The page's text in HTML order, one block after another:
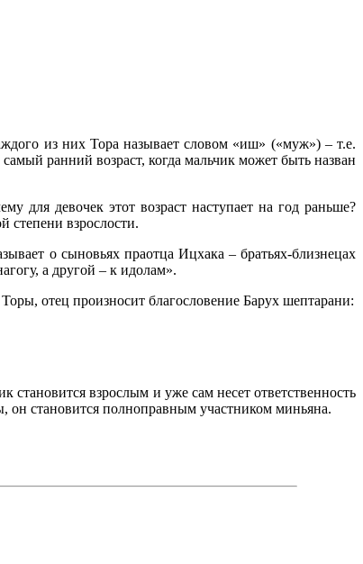
из них Тора называет словом «иш» («муж») – т.е.
ранний возраст, когда мальчик может быть назван
для девочек этот возраст наступает на год раньше?
степени взрослости.
о сыновьях праотца Ицхака – братьях-близнецах
а другой – к идолам».
отец произносит благословение Барух шептарани:
становится взрослым и уже сам несет ответственность
он становится полноправным участником миньяна.